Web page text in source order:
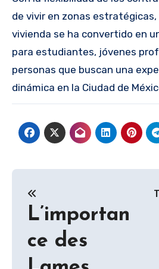
de vivir en zonas
vivienda se ha convertido en
para estudiantes, jóvenes
personas que buscan una
dinámica en la Ciudad de
navigation
L’importan
ce des